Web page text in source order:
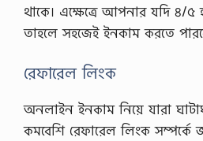
থাকে। এক্ষেত্রে আপনার যদি ৪/৫
তাহলে সহজেই ইনকাম করতে
রেফারেল লিংক
অনলাইন ইনকাম নিয়ে যারা
কমবেশি রেফারেল লিংক সম্পর্কে